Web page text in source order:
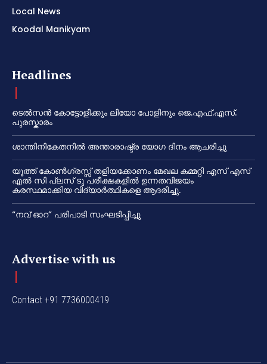
Local News
Koodal Manikyam
Headlines
ടെൽസൻ കോട്ടോളിക്കും ലിയോ പോളിനും ജെ.എഫ്.എസ്.
പുരസ്കാരം
ശാന്തിനികേതനിൽ അന്താരാഷ്ട്ര യോഗ ദിനം ആചരിച്ചു
യൂത്ത് കോൺഗ്രസ്സ് തളിയക്കോണം മേഖല കമ്മറ്റി എസ് എസ്
എൽ സി പ്ലസ് ടു പരീക്ഷകളിൽ ഉന്നതവിജയം
കരസ്ഥമാക്കിയ വിദ്യാർത്ഥികളെ ആദരിച്ചു.
“നവ് ഓറ” പരിപാടി സംഘടിപ്പിച്ചു
Advertise with us
Contact +91 7736000419